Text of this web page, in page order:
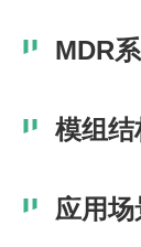
MDR
模组结
应用场